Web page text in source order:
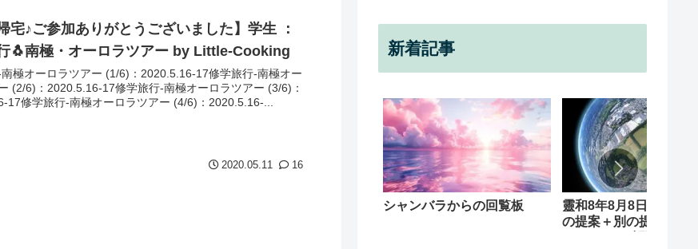
宅♪ご参加ありがとうございました】学生 ：
🐧南極・オーロラツアー by Little-Cooking
極オーロラツアー (1/6)：2020.5.16-17修学旅行-南極オー
(2/6)：2020.5.16-17修学旅行-南極オーロラツアー (3/6)：
17修学旅行-南極オーロラツアー (4/6)：2020.5.16-...
2020.05.11 16
新着記事
シャンバラからの回覧板
靈和8年8月8日 応援魔
の提案＋別の提案（下